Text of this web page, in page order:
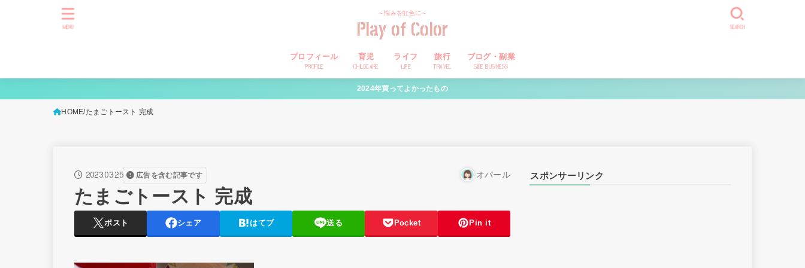
～悩みを虹色に～
Play of Color
プロフィール
PROFILE
育児
CHILDCARE
ライフ
LIFE
旅行
TRAVEL
ブログ・副業
SIDE BUSINESS
SEARCH
MENU
2024年買ってよかったもの
HOME たまごトースト 完成
2023.03.25 広告を含む記事です オパール
たまごトースト 完成
ポスト シェア はてブ 送る Pocket Pin it
スポンサーリンク